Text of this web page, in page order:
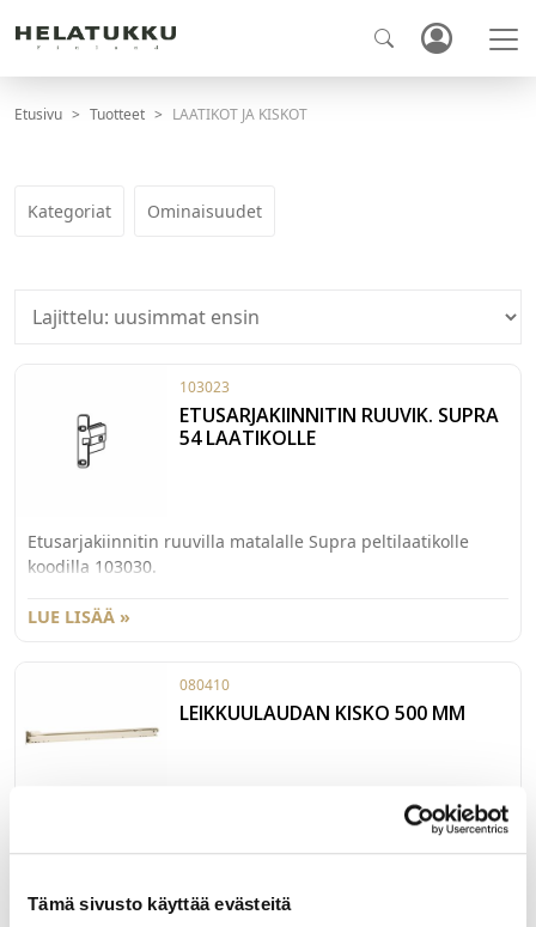
Tämä sivusto käyttää evästeitä
Etusivu Tuotteet LAATIKOT JA KISKOT
Kategoriat Ominaisuudet
103023
ETUSARJAKIINNITIN RUUVIK. SUPRA
54 LAATIKOLLE
Etusarjakiinnitin ruuvilla matalalle Supra peltilaatikolle
koodilla 103030.
LUE LISÄÄ »
080410
LEIKKUULAUDAN KISKO 500 MM
Leikkuulaudan kisko 500mm. Pakkauskoko 100pr/ltk.
LUE LISÄÄ »